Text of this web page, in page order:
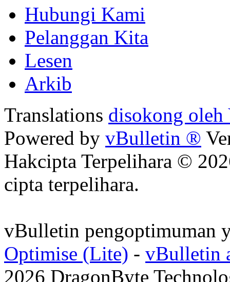
Hubungi Kami
Pelanggan Kita
Lesen
Arkib
Translations disokong oleh
Powered by vBulletin ®
Hakcipta Terpelihara ©
cipta terpelihara.
vBulletin pengoptimuman
Optimise (Lite) - vBulletin
2026 DragonByte